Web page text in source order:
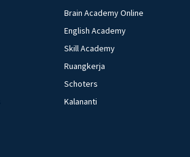
Brain Academy Online
English Academy
Skill Academy
Ruangkerja
Schoters
Kalananti